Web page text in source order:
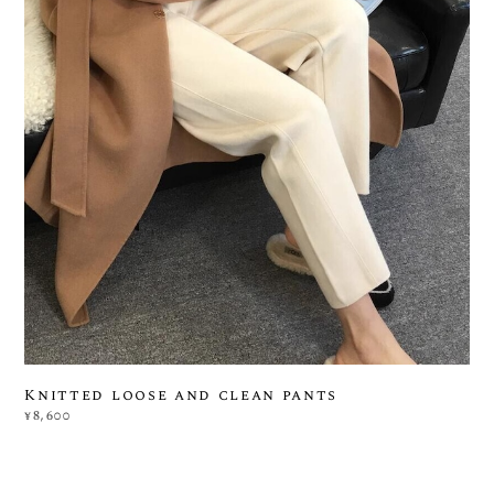
Knitted loose and clean pants
¥8,600